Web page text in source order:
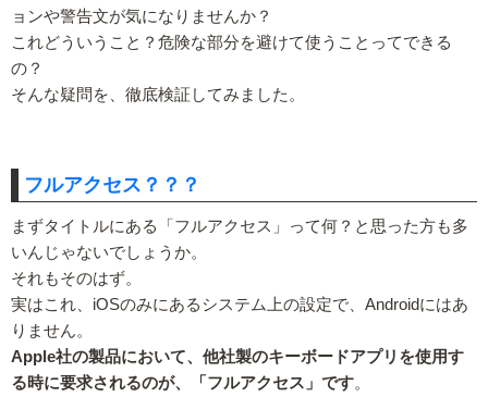
ョンや警告文が気になりませんか？
これどういうこと？危険な部分を避けて使うことってできる
の？
そんな疑問を、徹底検証してみました。
フルアクセス？？？
まずタイトルにある「フルアクセス」って何？と思った方も多
いんじゃないでしょうか。
それもそのはず。
実はこれ、iOSのみにあるシステム上の設定で、Androidにはあ
りません。
Apple社の製品において、他社製のキーボードアプリを使用す
る時に要求されるのが、「フルアクセス」です。